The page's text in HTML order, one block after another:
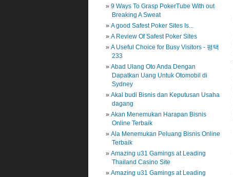
9 Ways To Grasp PokerTube With out
Breaking A Sweat
A good Safest Poker Sites Is...
A Review Of Safest Poker Sites
A Useful Choice for Busy Visitors - 평택
233
Abad Ulang Oto Anda Dengan
Dapatkan Uang Untuk Otomobil di
Sydney
Akal budi Bisnis dan Keputusan Usaha
dagang
Akan Menemukan Harapan Bisnis
Online Terbaik
Ala Menemukan Peluang Bisnis Online
Terbaik
Amazing u31 Gamings at Leading
Thailand Casino Site
Amazing u31 Gamings at Leading